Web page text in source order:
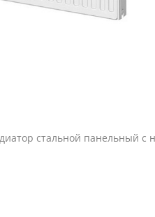
стальной панельный